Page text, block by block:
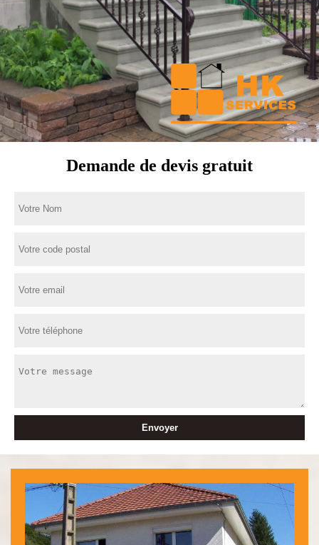
Demande de devis gratuit